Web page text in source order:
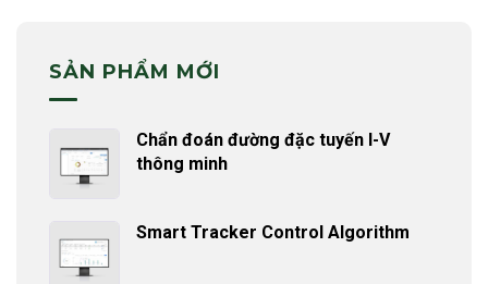
SẢN PHẨM MỚI
Chẩn đoán đường đặc tuyến I-V
thông minh
Smart Tracker Control Algorithm